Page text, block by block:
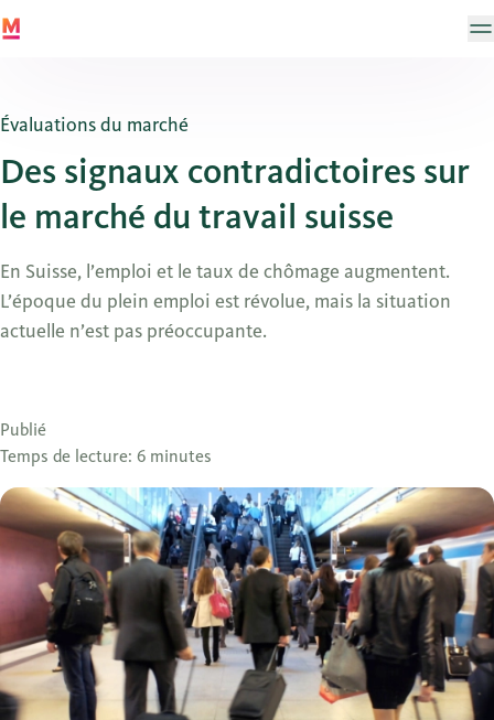
Évaluations du marché
Des signaux contradictoires sur
le marché du travail suisse
En Suisse, l’emploi et le taux de chômage augmentent.
L’époque du plein emploi est révolue, mais la situation
actuelle n’est pas préoccupante.
Publié
Temps de lecture: 6 minutes